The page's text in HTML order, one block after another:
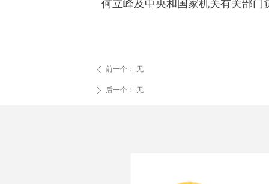
何立峰及中央和国家机关有关部
ꄴ 前一个： 无
ꄲ 后一个： 无